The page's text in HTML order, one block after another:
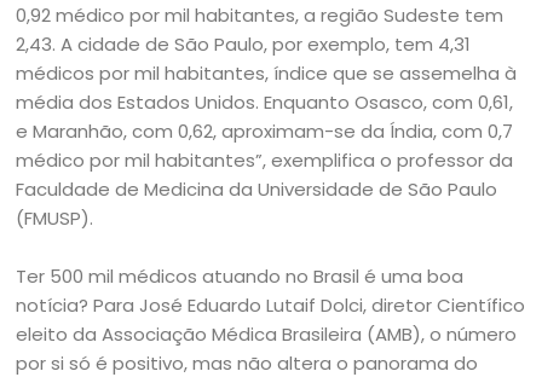
0,92 médico por mil habitantes, a região Sudeste tem
2,43. A cidade de São Paulo, por exemplo, tem 4,31
médicos por mil habitantes, índice que se assemelha à
média dos Estados Unidos. Enquanto Osasco, com 0,61,
e Maranhão, com 0,62, aproximam-se da Índia, com 0,7
médico por mil habitantes”, exemplifica o professor da
Faculdade de Medicina da Universidade de São Paulo
(FMUSP).
Ter 500 mil médicos atuando no Brasil é uma boa
notícia? Para José Eduardo Lutaif Dolci, diretor Científico
eleito da Associação Médica Brasileira (AMB), o número
por si só é positivo, mas não altera o panorama do